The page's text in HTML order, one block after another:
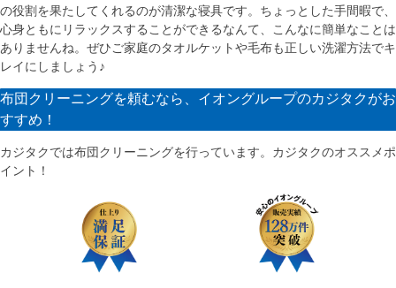
の役割を果たしてくれるのが清潔な寝具です。ちょっとした手間暇で、
心身ともにリラックスすることができるなんて、こんなに簡単なことは
ありませんね。ぜひご家庭のタオルケットや毛布も正しい洗濯方法でキ
レイにしましょう♪
布団クリーニングを頼むなら、イオングループのカジタクがお
すすめ！
カジタクでは布団クリーニングを行っています。カジタクのオススメポ
イント！